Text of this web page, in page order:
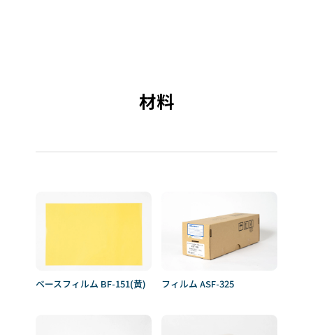
材料
ベースフィルム BF-151(黄) フィルム ASF-325